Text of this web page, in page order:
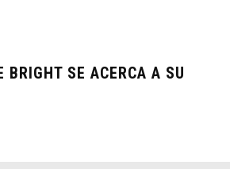
BRIGHT SE ACERCA A SU